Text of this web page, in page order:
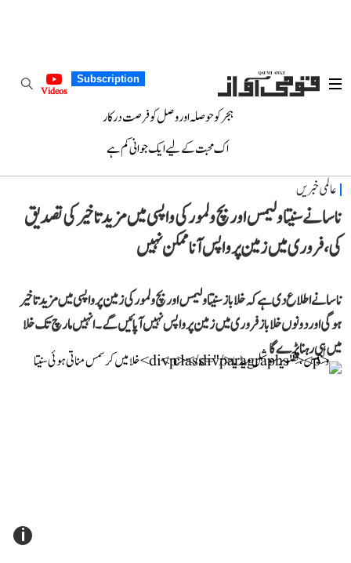
Subscription
Videos
ہجر کو حوصلہ اور وصل کو فرصت درکار
اک محبت کے لیے ایک جوانی کم ہے
عالمی خبریں
ناسا نے سنیتا ولیمس اور بچ ولمور کی واپسی میں مزید تاخیر کی تصدیق
کی، فروری میں زمین پر واپس آنا ممکن نہیں
ناسا نے اطلاع دی ہے کہ خلا باز سنیتا ولیمس اور بچ ولمور کی زمین پر واپسی میں مزید تاخیر
ہو گی اور دونوں خلا باز فروری میں زمین پر واپس نہیں آ پائیں گے۔ انہیں مارچ تک خلا
میں ہی رہنا پڑے گا
i